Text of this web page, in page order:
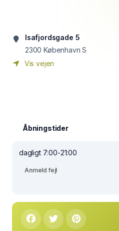
Isafjordsgade 5
2300 København S
Vis vejen
Åbningstider
dagligt 7:00-21:00
Anmeld fejl